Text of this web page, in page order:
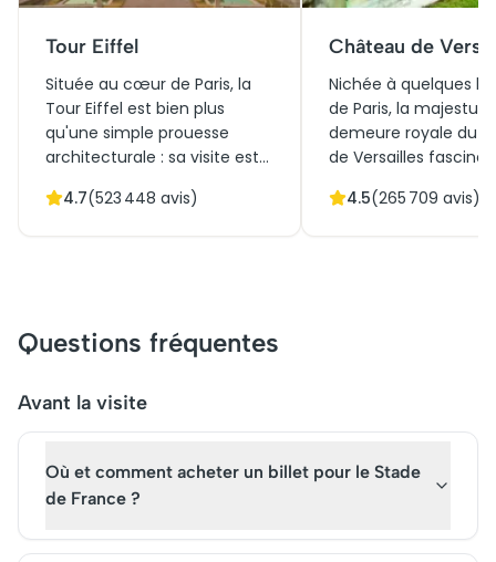
Tour Eiffel
Située au cœur de Paris, la
Tour Eiffel est bien plus
qu'une simple prouesse
architecturale : sa visite est
ce soit pour les perspectives
pour la Tour Eiffel est votre
passeport pour plonger dans
Incontournable par essence,
entier.
4.7(523 448 avis)
Château de
Nichée à quelques
de Paris, la
demeure royale du
de Versailles fascine
éblouissante. En
patrimoine français,
4.5(265 709 avis)
Questions fréquentes
Avant la visite
Où et comment acheter un billet pour le Stade
de France ?